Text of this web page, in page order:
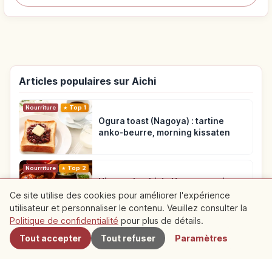
Articles populaires sur Aichi
Nourriture Top 1
Ogura toast (Nagoya) : tartine
anko-beurre, morning kissaten
Nourriture Top 2
Hitsumabushi de Nagoya : trois
façons de déguster l’anguille
Voyage Top 3
Osu Kannon et Osu : temple et
À proximité
Ce site utilise des cookies pour améliorer l'expérience
utilisateur et personnaliser le contenu. Veuillez consulter la
Politique de confidentialité pour plus de détails.
Tout accepter
Tout refuser Paramètres